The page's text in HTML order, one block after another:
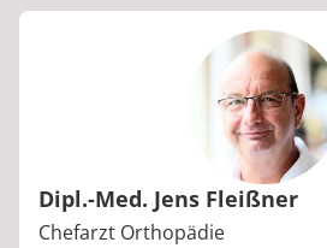
Dipl.-Med. Jens Fleißner
Berufstitel:
Chefarzt Orthopädie